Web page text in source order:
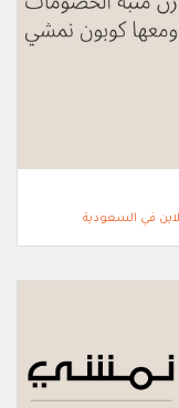
في السعودية